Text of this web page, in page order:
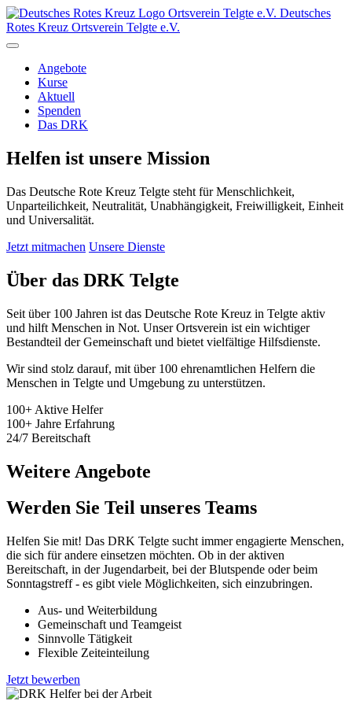
Ortsverein Telgte e.V. Deutsches
Rotes Kreuz Ortsverein Telgte e.V.
Angebote
Kurse
Aktuell
Spenden
Das DRK
Helfen ist unsere Mission
Das Deutsche Rote Kreuz Telgte steht für Menschlichkeit,
Unparteilichkeit, Neutralität, Unabhängigkeit, Freiwilligkeit, Einheit
und Universalität.
Jetzt mitmachen Unsere Dienste
Über das DRK Telgte
Seit über 100 Jahren ist das Deutsche Rote Kreuz in Telgte aktiv
und hilft Menschen in Not. Unser Ortsverein ist ein wichtiger
Bestandteil der Gemeinschaft und bietet vielfältige Hilfsdienste.
Wir sind stolz darauf, mit über 100 ehrenamtlichen Helfern die
Menschen in Telgte und Umgebung zu unterstützen.
100+ Aktive Helfer
100+ Jahre Erfahrung
24/7 Bereitschaft
Weitere Angebote
Werden Sie Teil unseres Teams
Helfen Sie mit! Das DRK Telgte sucht immer engagierte Menschen,
die sich für andere einsetzen möchten. Ob in der aktiven
Bereitschaft, in der Jugendarbeit, bei der Blutspende oder beim
Sonntagstreff - es gibt viele Möglichkeiten, sich einzubringen.
Aus- und Weiterbildung
Gemeinschaft und Teamgeist
Sinnvolle Tätigkeit
Flexible Zeiteinteilung
Jetzt bewerben